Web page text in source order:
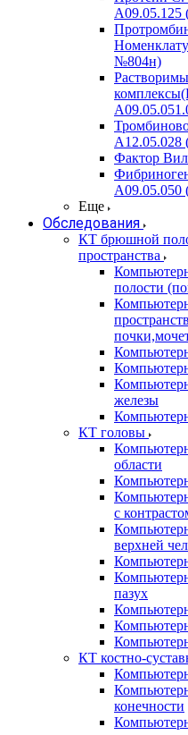
№804н)
Фактор
Еще
Обследования
КТ брюшной
пространства
полости
железы
КТ головы
области
с
верхней
пазух
КТ костно-
конечности